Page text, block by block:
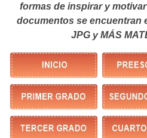
formas de inspirar y
documentos se encuentran
JPG y MÁS